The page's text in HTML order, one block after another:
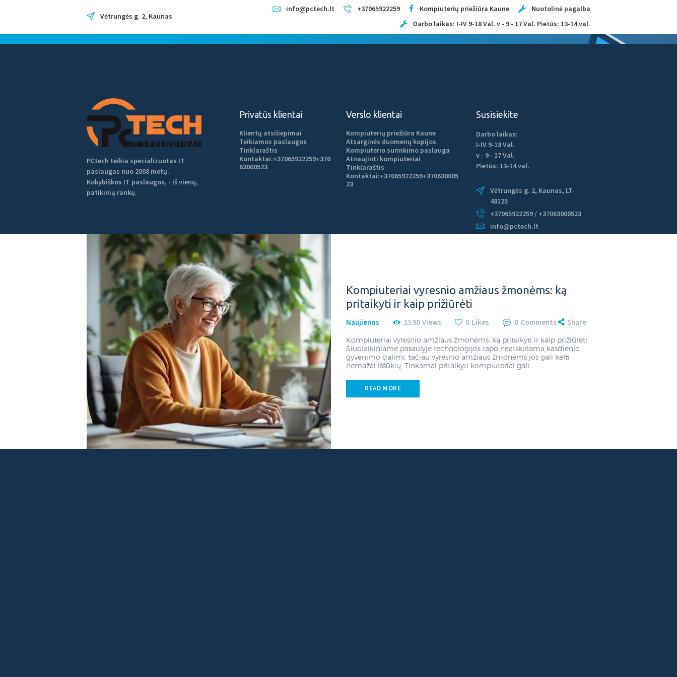
Vėtrungės g. 2, Kaunas
info@pctech.lt +37065922259 Kompiuterių priežiūra Kaune
Nuotolinė pagalba
Darbo laikas: I-IV 9-18 Val. v - 9 - 17 Val. Pietūs: 13-14 val.
Tag: kompiuteris pensinink
Kompiuterių remontas Kaune
Kompiuterių priežiūra
TITULINIS
KAINOS
KONTAKTAI
Kompiuteriai vyresnio amžiaus žmonėms: ką
pritaikyti ir kaip prižiūrėti
Naujienos 1590 Views 0 Likes 0 Comments Share
Kompiuteriai vyresnio amžiaus žmonėms: ką pritaikyti ir kaip prižiūrėti
Šiuolaikiniame pasaulyje technologijos tapo neatskiriama kasdienio
gyvenimo dalimi, tačiau vyresnio amžiaus žmonėms jos gali kelti
nemažai iššūkių. Tinkamai pritaikyti kompiuteriai gali…
READ MORE
PCtech teikia specializuotas IT
paslaugas nuo 2008 metų.
Kokybiškos IT paslaugos, - iš vienų,
patikimų rankų.
Privatūs klientai
Klientų atsiliepimai
Teikiamos paslaugos
Tinklaraštis
Kontaktai:+37065922259+370
63000523
Verslo klientai
Kompiuterių priežiūra Kaune
Atsarginės duomenų kopijos
Kompiuterio surinkimo paslauga
Atnaujinti kompiuteriai
Tinklaraštis
Kontaktai:+37065922259+370630005
23
Susisiekite
Darbo laikas:
I-IV 9-18 Val.
v - 9 - 17 Val.
Pietūs: 13-14 val.
Vėtrungės g. 2, Kaunas, LT-
48125
+37065922259 / +37063000523
info@pctech.lt
PCtech.lt © Visos teisės saugomos 2008 - 2026 PCtech.lt kompiuterių remontas Kaune, priežiūra.
Kompiuteriu remontas šilainiuose